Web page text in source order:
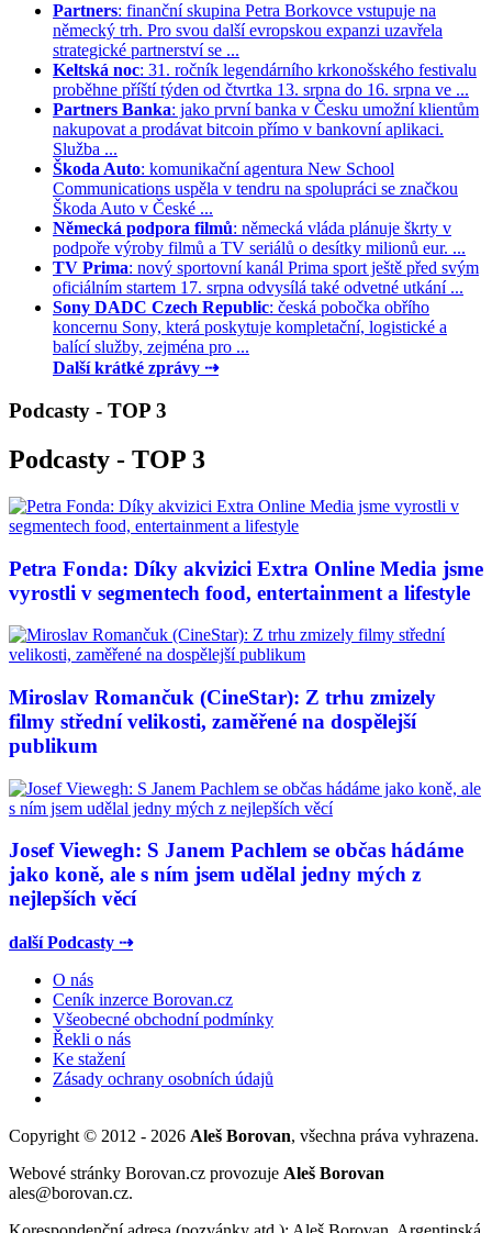
Partners: finanční skupina Petra Borkovce vstupuje na
německý trh. Pro svou další evropskou expanzi uzavřela
strategické partnerství se ...
Keltská noc: 31. ročník legendárního krkonošského festivalu
proběhne příští týden od čtvrtka 13. srpna do 16. srpna ve ...
Partners Banka: jako první banka v Česku umožní klientům
nakupovat a prodávat bitcoin přímo v bankovní aplikaci.
Služba ...
Škoda Auto: komunikační agentura New School
Communications uspěla v tendru na spolupráci se značkou
Škoda Auto v České ...
Německá podpora filmů: německá vláda plánuje škrty v
podpoře výroby filmů a TV seriálů o desítky milionů eur. ...
TV Prima: nový sportovní kanál Prima sport ještě před svým
oficiálním startem 17. srpna odvysílá také odvetné utkání ...
Sony DADC Czech Republic: česká pobočka obřího
koncernu Sony, která poskytuje kompletační, logistické a
balící služby, zejména pro ...
Další krátké zprávy ⇢
Podcasty - TOP 3
Podcasty - TOP 3
Petra Fonda: Díky akvizici Extra Online Media jsme
vyrostli v segmentech food, entertainment a lifestyle
Miroslav Romančuk (CineStar): Z trhu zmizely
filmy střední velikosti, zaměřené na dospělejší
publikum
Josef Viewegh: S Janem Pachlem se občas hádáme
jako koně, ale s ním jsem udělal jedny mých z
nejlepších věcí
další Podcasty ⇢
O nás
Ceník inzerce Borovan.cz
Všeobecné obchodní podmínky
Řekli o nás
Ke stažení
Zásady ochrany osobních údajů
Copyright © 2012 - 2026 Aleš Borovan, všechna práva vyhrazena.
Webové stránky Borovan.cz provozuje Aleš Borovan
ales@borovan.cz.